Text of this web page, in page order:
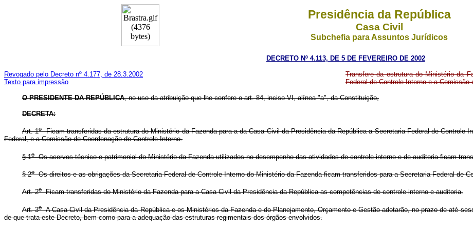
Presidência da República
Casa Civil
Subchefia para Assuntos Jurídicos
DECRETO Nº 4.113, DE 5 DE FEVEREIRO DE 2002
Revogado pelo Decreto nº 4.177, de 28.3.2002
Texto para impressão
Transfere da estrutura do Ministério da
Federal de Controle Interno e a
O PRESIDENTE DA REPÚBLICA, no uso da atribuição que lhe confere o art. 84, inciso VI, alínea "a", da Constituição,
DECRETA:
Art. 1oFicam transferidas da estrutura do Ministério da Fazenda para a da Casa Civil da Presidência da República a Secretaria Federal de Controle
Federal, e a Comissão de Coordenação de Controle Interno.
§ 1oOs acervos técnico e patrimonial do Ministério da Fazenda utilizados no desempenho das atividades de controle interno e de auditoria ficam
§ 2oOs direitos e as obrigações da Secretaria Federal de Controle Interno do Ministério da Fazenda ficam transferidos para a Secretaria Federal de
Art. 2oFicam transferidas do Ministério da Fazenda para a Casa Civil da Presidência da República as competências de controle interno e auditoria.
Art. 3oA Casa Civil da Presidência da República e os Ministérios da Fazenda e do Planejamento, Orçamento e Gestão adotarão, no prazo de até
de que trata este Decreto, bem como para a adequação das estruturas regimentais dos órgãos envolvidos.